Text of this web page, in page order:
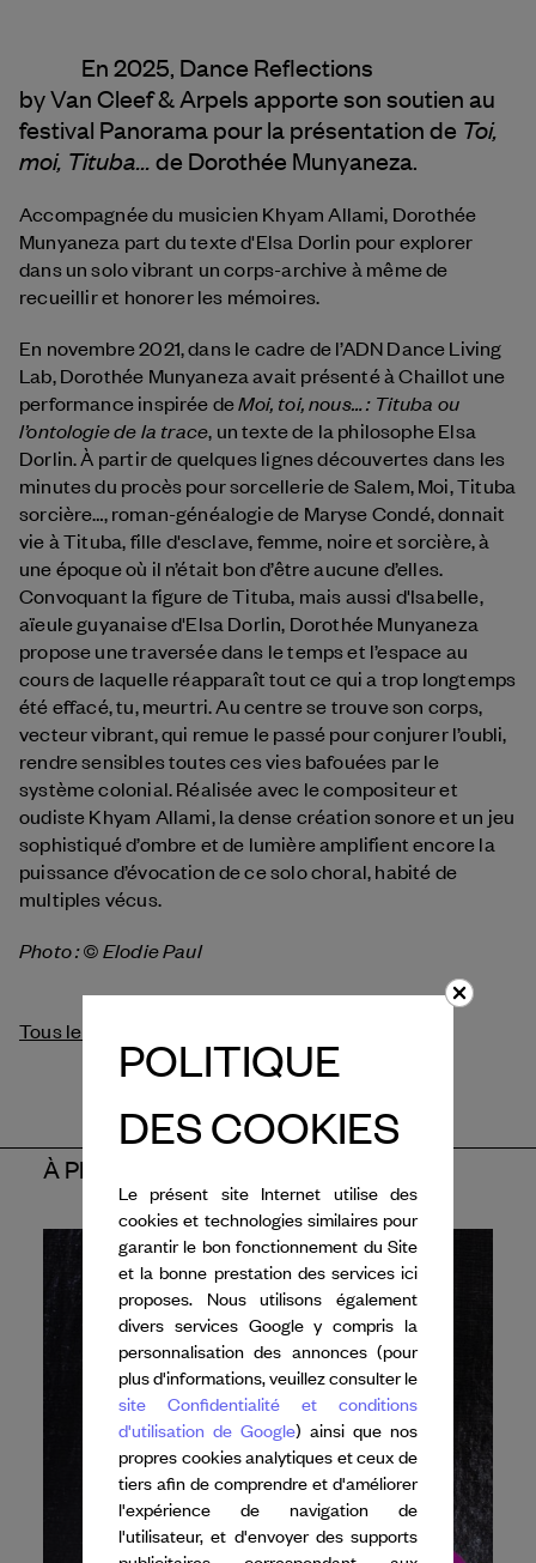
En 2025, Dance Reflections
byVan Cleef & Arpels apporte son soutien au
festival Panorama pour la présentation de Toi,
moi, Tituba... de Dorothée Munyaneza.
Accompagnée du musicien Khyam Allami, Dorothée
Munyaneza part du texte d'Elsa Dorlin pour explorer
dans un solo vibrant un corps-archive à même de
recueillir et honorer les mémoires.
En novembre 2021, dans le cadre de l’ADN Dance Living
Lab, Dorothée Munyaneza avait présenté à Chaillot une
performance inspirée deMoi, toi, nous… : Tituba ou
l’ontologie de la trace , un texte de la philosophe Elsa
Dorlin. À partir de quelques lignes découvertes dans les
minutes du procès pour sorcellerie de Salem, Moi, Tituba
sorcière…, roman-généalogie de Maryse Condé, donnait
vie à Tituba, fille d'esclave, femme, noire et sorcière, à
une époque où il n’était bon d’être aucune d’elles.
Convoquant la figure de Tituba, mais aussi d'Isabelle,
aïeule guyanaise d'Elsa Dorlin, Dorothée Munyaneza
propose une traversée dans le temps et l’espace au
cours de laquelle réapparaît tout ce qui a trop longtemps
été effacé, tu, meurtri. Au centre se trouve son corps,
vecteur vibrant, qui remue le passé pour conjurer l’oubli,
rendre sensibles toutes ces vies bafouées par le
système colonial. Réalisée avec le compositeur et
oudiste Khyam Allami, la dense création sonore et un jeu
sophistiqué d’ombre et de lumière amplifient encore la
puissance d’évocation de ce solo choral, habité de
multiples vécus.
Photo : © Elodie Paul
Tous les crédits
À PROPOS DE L'ARTISTE
POLITIQUE
DES COOKIES
Le présent site Internet utilise des
cookies et technologies similaires pour
garantir le bon fonctionnement du Site
et la bonne prestation des services ici
proposes. Nous utilisons également
divers services Google y compris la
personnalisation des annonces (pour
plus d'informations, veuillez consulter le
site Confidentialité et conditions
d'utilisation de Google) ainsi que nos
propres cookies analytiques et ceux de
tiers afin de comprendre et d'améliorer
l'expérience de navigation de
l'utilisateur, et d'envoyer des supports